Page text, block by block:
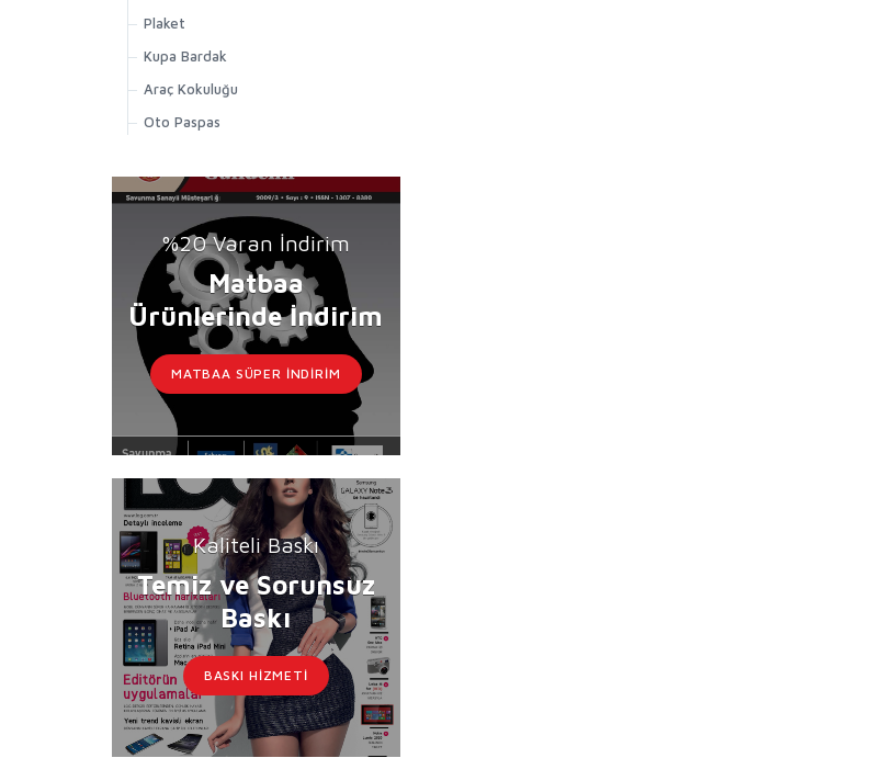
Plaket
Kupa Bardak
Araç Kokuluğu
Oto Paspas
%20 Varan İndirim
Matbaa
Ürünlerinde İndirim
MATBAA SÜPER İNDIRIM
Kaliteli Baskı
Temiz ve Sorunsuz
Baskı
BASKI HIZMETI